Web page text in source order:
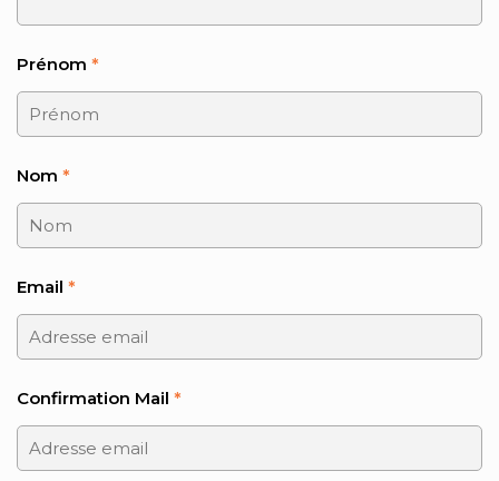
Prénom *
Nom *
Email *
Confirmation Mail *